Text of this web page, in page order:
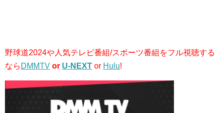
野球道2024や人気テレビ番組/スポーツ番組をフル視聴する
なら DMMTV or U-NEXT or Hulu!